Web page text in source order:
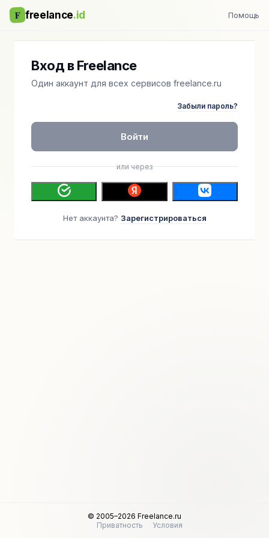
F freelance.id Помощь
Вход в Freelance
Один аккаунт для всех сервисов freelance.ru
Забыли пароль?
Войти
или через
Нет аккаунта? Зарегистрироваться
© 2005–2026 Freelance.ru
Приватность
Условия